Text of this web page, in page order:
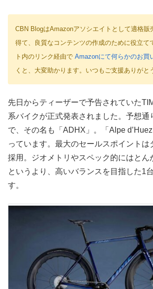
CBN BlogはAmazonアソシエイトとして適格販
得て、良質なコンテンツの作成のために役立て
ト内のリンク経由で Amazonにて何らかのお買
くと、大変助かります。いつもご支援ありがと
先日からティーザーで予告されていた
系バイクが正式発表されました。予想通
で、その名も「ADHX」。「Alpe
っています。最大のセールスポイントは
採用。ジオメトリやスペック的にはとん
というより、高いバランスを目指した1
す。